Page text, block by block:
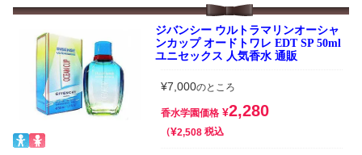
ジバンシー ウルトラマリンオーシャ
ンカップ オードトワレ EDT SP 50ml
ユニセックス 人気香水 通販
¥7,000のところ
香水学園価格 ¥2,280
¥2,508 税込